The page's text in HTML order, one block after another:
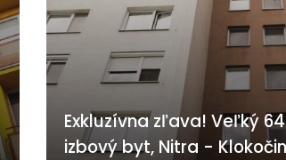
Exkluzívna zľava! Veľký
izbový byt, Nitra -